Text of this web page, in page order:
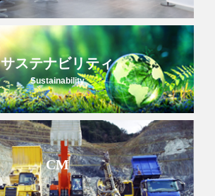
サステナビリティ
Sustainability
CM